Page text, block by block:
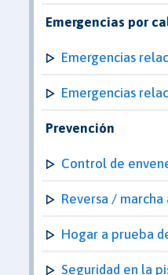
Emergencias por
Emergencias
Emergencias
Prevención
Control de
Reversa /
Hogar a prueba
Seguridad en la